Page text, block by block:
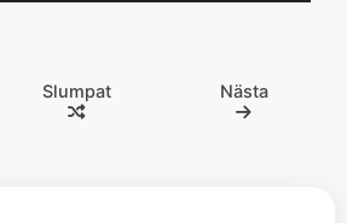
Slumpat Nästa